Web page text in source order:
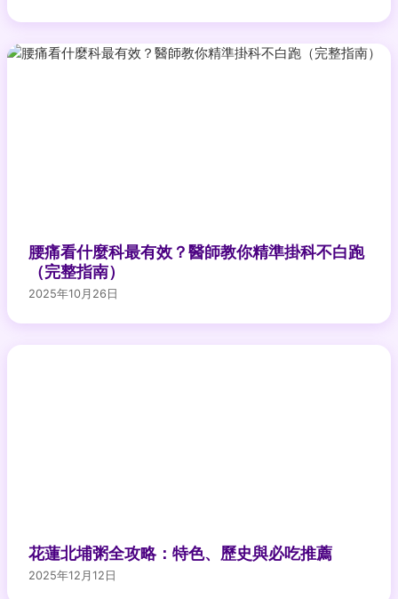
腰痛看什麼科最有效？醫師教你精準掛科不白跑
（完整指南）
2025年10月26日
花蓮北埔粥全攻略：特色、歷史與必吃推薦
2025年12月12日